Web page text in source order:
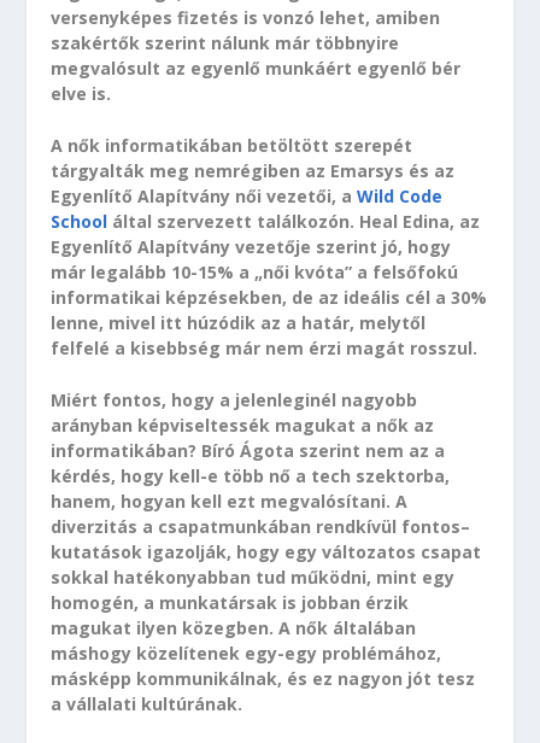
versenyképes fizetés is vonzó lehet, amiben
szakértők szerint nálunk már többnyire
megvalósult az egyenlő munkáért egyenlő bér
elve is.
A nők informatikában betöltött szerepét
tárgyalták meg nemrégiben az Emarsys és az
Egyenlítő Alapítvány női vezetői, aWild Code
School által szervezett találkozón. Heal Edina, az
Egyenlítő Alapítvány vezetője szerint jó, hogy
már legalább 10-15% a „női kvóta” a felsőfokú
informatikai képzésekben, de az ideális cél a 30%
lenne, mivel itt húzódik az a határ, melytől
felfelé a kisebbség már nem érzi magát rosszul.
Miért fontos, hogy a jelenleginél nagyobb
arányban képviseltessék magukat a nők az
informatikában? Bíró Ágota szerint nem az a
kérdés, hogy kell-e több nő a tech szektorba,
hanem, hogyan kell ezt megvalósítani. A
diverzitás a csapatmunkában rendkívül fontos–
kutatások igazolják, hogy egy változatos csapat
sokkal hatékonyabban tud működni, mint egy
homogén, a munkatársak is jobban érzik
magukat ilyen közegben. A nők általában
máshogy közelítenek egy-egy problémához,
másképp kommunikálnak, és ez nagyon jót tesz
a vállalati kultúrának.